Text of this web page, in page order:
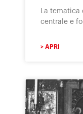
La
centrale e
> APRI